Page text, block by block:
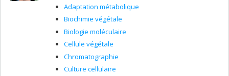
Adaptation métabolique
Biochimie végétale
Biologie moléculaire
Cellule végétale
Chromatographie
Culture cellulaire